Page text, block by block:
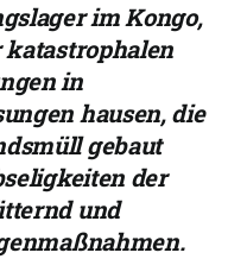
im Kongo,
in
hausen, die
gebaut
der
und